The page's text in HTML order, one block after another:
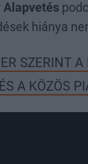
Alapvetés
hiánya
SZERINT
A KÖZÖS